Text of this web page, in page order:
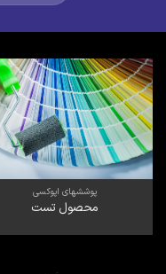
پوششهای اپوکسی
محصول تست